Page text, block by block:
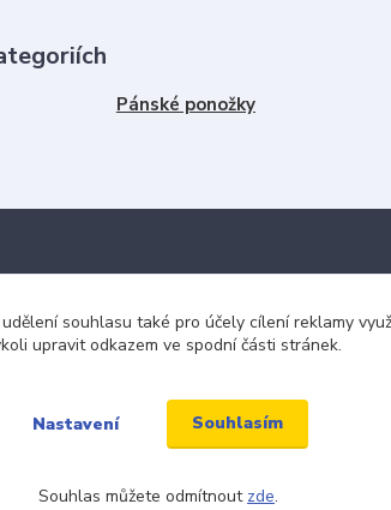
Pánské ponožky
106 00 Praha 10
(na této adrese není
souhlasu také pro účely cílení reklamy
upravit odkazem ve spodní části stránek.
Nastavení Souhlasím
Souhlas můžete odmítnout zde.